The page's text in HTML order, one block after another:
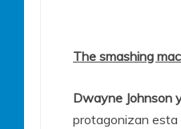
The smashing
Dwayne Johnson
protagonizan